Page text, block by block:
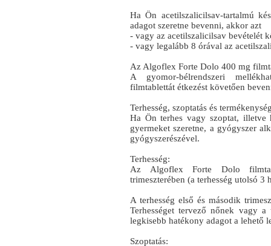
Ha Ön acetilszalicilsav-tartalmú
adagot szeretne bevenni, akkor azt
- vagy az acetilszalicilsav bevételét
- vagy legalább 8 órával az
Az Algoflex Forte Dolo 400 mg
A gyomor-bélrendszeri
filmtablettát étkezést követően
Terhesség, szoptatás és
Ha Ön terhes vagy szoptat, illetve
gyermeket szeretne, a gyógyszer
gyógyszerészével.
Terhesség:
Az Algoflex Forte Dolo
trimeszterében (a terhesség utolsó 3
A terhesség első és második
Terhességet tervező nőnek vagy
legkisebb hatékony adagot a lehető
Szoptatás: